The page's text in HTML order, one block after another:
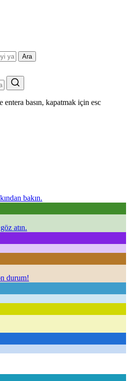
Ara
entera basın, kapatmak için esc
bakın.
atın.
durum!